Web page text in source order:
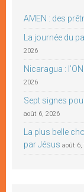
AMEN : des
La journée du
2026
Nicaragua :
2026
Sept signes
août 6, 2026
La plus belle
par Jésus août 6,